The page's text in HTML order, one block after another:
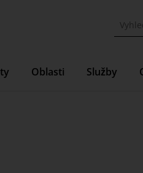
Oblasti Služby